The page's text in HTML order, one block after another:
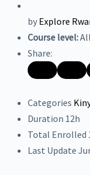
by Explore
Course level:
Share:
Categories
Duration 12h
Total Enrolled
Last Update